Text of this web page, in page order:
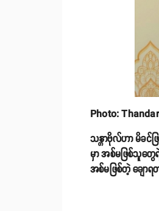
Photo:
သန္တာဗိုလ်ဟာ မိခ
မှာ အစ်မဖြစ်သူတွ
အစ်မဖြစ်တဲ့ ချေ